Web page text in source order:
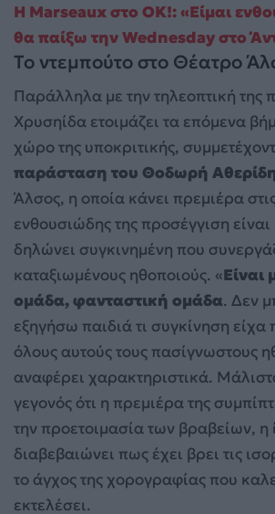
H Marseaux στο ΟΚ!: «Είμαι
θα παίξω την Wednesday στο
Το ντεμπούτο στο Θέατρο
Παράλληλα με την τηλεοπτική της
Χρυσηίδα ετοιμάζει τα επόμενα
χώρο της υποκριτικής,
παράσταση του Θοδωρή
Άλσος, η οποία κάνει πρεμιέρα
ενθουσιώδης της προσέγγιση
δηλώνει συγκινημένη που
καταξιωμένους ηθοποιούς. «Είναι
ομάδα, φανταστική ομάδα. Δεν
εξηγήσω παιδιά τι συγκίνηση
όλους αυτούς τους πασίγνωστους
αναφέρει χαρακτηριστικά.
γεγονός ότι η πρεμιέρα της
την προετοιμασία των βραβείων, η
διαβεβαιώνει πως έχει βρει τις
το άγχος της χορογραφίας που
εκτελέσει.